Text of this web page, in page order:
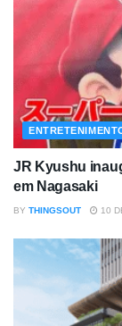
JR Kyushu
em Nagasaki
BY THINGSOUT 10